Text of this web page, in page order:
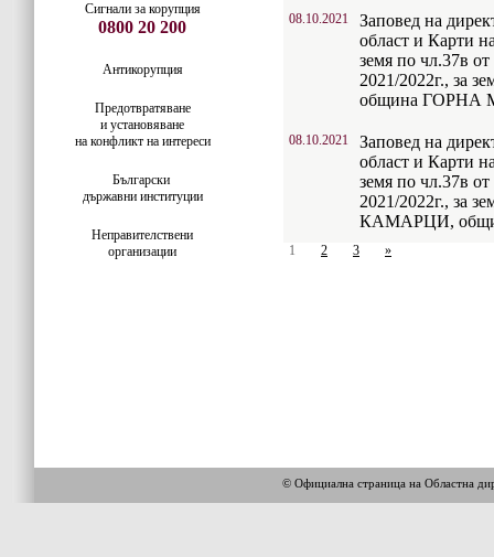
Сигнали за корупция
0800 20 200
Антикорупция
Предотвратяване
и установяване
на конфликт на интереси
Български
държавни институции
Неправителствени
организации
08.10.2021
Заповед на
област и Карти
земя по чл.37в
2021/2022г., за
община
08.10.2021
Заповед на
област и Карти
земя по чл.37в
2021/2022г., за
КАМАРЦИ,
1 2 3 »
© Официална страница на